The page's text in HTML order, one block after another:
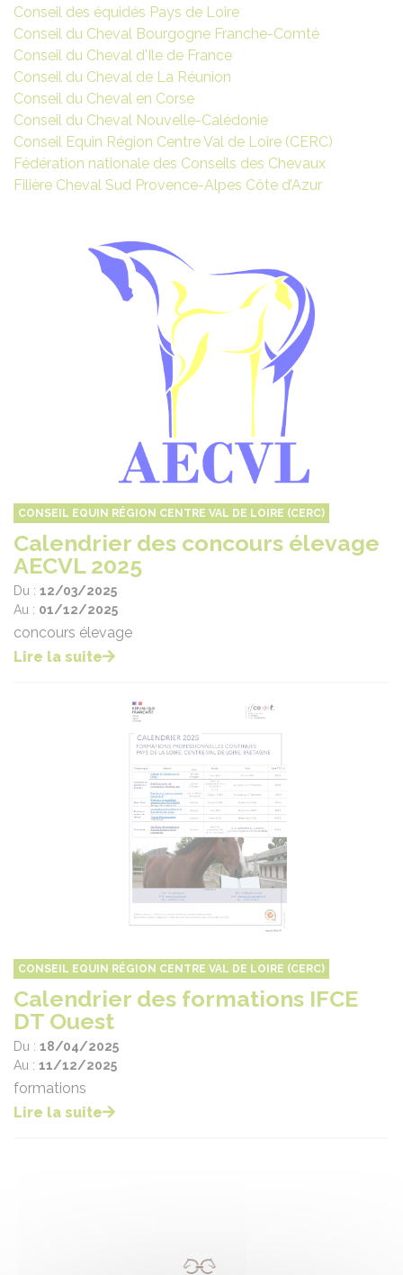
Conseil des équidés Pays de Loire
Conseil du Cheval Bourgogne Franche-Comté
Conseil du Cheval d'Ile de France
Conseil du Cheval de La Réunion
Conseil du Cheval en Corse
Conseil du Cheval Nouvelle-Calédonie
Conseil Equin Région Centre Val de Loire (CERC)
Fédération nationale des Conseils des Chevaux
Filière Cheval Sud Provence-Alpes Côte d’Azur
CONSEIL EQUIN RÉGION CENTRE VAL DE LOIRE (CERC)
Calendrier des concours élevage
AECVL 2025
Du : 12/03/2025
Au : 01/12/2025
concours élevage
Lire la suite
CONSEIL EQUIN RÉGION CENTRE VAL DE LOIRE (CERC)
Calendrier des formations IFCE
DT Ouest
Du : 18/04/2025
Au : 11/12/2025
formations
Lire la suite